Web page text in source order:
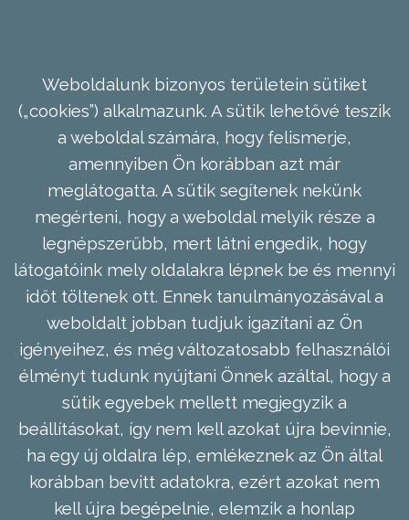
Weboldalunk bizonyos területein sütiket
(„cookies”) alkalmazunk. A sütik lehetővé teszik
a weboldal számára, hogy felismerje,
amennyiben Ön korábban azt már
meglátogatta. A sütik segítenek nekünk
megérteni, hogy a weboldal melyik része a
legnépszerűbb, mert látni engedik, hogy
látogatóink mely oldalakra lépnek be és mennyi
időt töltenek ott. Ennek tanulmányozásával a
weboldalt jobban tudjuk igazítani az Ön
igényeihez, és még változatosabb felhasználói
élményt tudunk nyújtani Önnek azáltal, hogy a
sütik egyebek mellett megjegyzik a
beállításokat, így nem kell azokat újra bevinnie,
ha egy új oldalra lép, emlékeznek az Ön által
korábban bevitt adatokra, ezért azokat nem
kell újra begépelnie, elemzik a honlap